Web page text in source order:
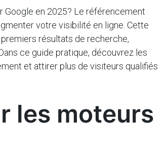
Google en 2025? Le référencement
votre visibilité en ligne. Cette
résultats de recherche,
ce guide pratique, découvrez les
et attirer plus de visiteurs qualifiés
les moteurs